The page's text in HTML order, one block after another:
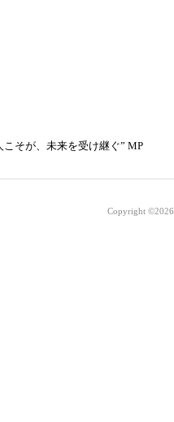
そが、未来を受け継ぐ” MP
Copyright ©2026